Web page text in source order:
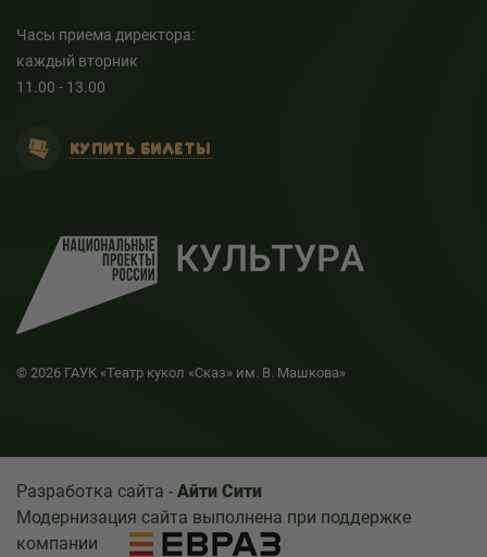
Часы приема директора:
каждый вторник
11.00 - 13.00
КУПИТЬ БИЛЕТЫ
© 2026 ГАУК «Театр кукол «Сказ» им. В. Машкова»
Разработка сайта - Айти Сити
Модернизация сайта выполнена при поддержке
компании